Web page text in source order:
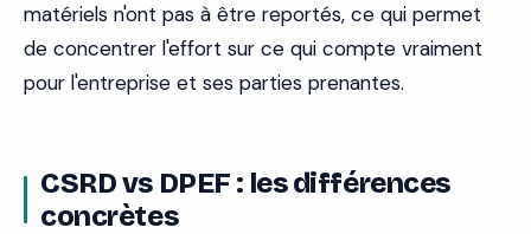
matériels n'ont pas à être reportés, ce qui permet
de concentrer l'effort sur ce qui compte vraiment
pour l'entreprise et ses parties prenantes.
CSRD vs DPEF : les différences
concrètes